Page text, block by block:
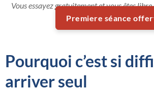
Vous essayez gratuitement et vous êtes
Premiere séance
Pourquoi c’estsi
arriver seul